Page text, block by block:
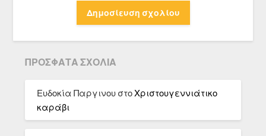
ΠΡΌΣΦΑΤΑ ΣΧΌΛΙΑ
Ευδοκία Παργινου στοΧριστουγεννιάτικο
καράβι